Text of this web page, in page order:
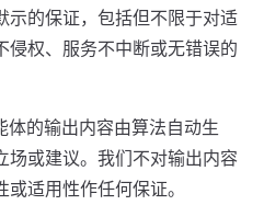
示的保证，包括但不限于对适
侵权、服务不中断或无错误的
体的输出内容由算法自动生
场或建议。我们不对输出内容
适用性作任何保证。